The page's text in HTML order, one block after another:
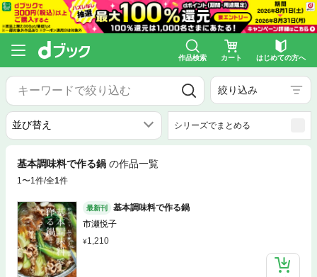
作品検索 カート はじめての方へ
絞り込み
シリーズでまとめる
基本調味料で作る鍋 の作品一覧
1〜1件/全1件
最新刊
基本調味料で作る鍋
市瀬悦子
1,210